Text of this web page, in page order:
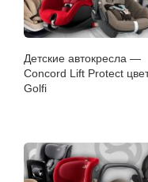
Детские автокресла —
Concord Lift Protect
Golfi